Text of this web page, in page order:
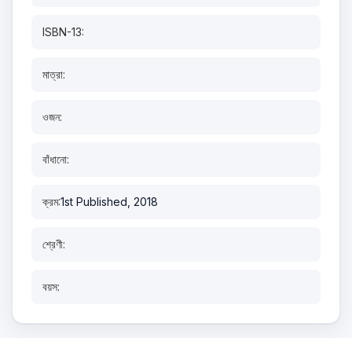
ISBN-13:
মাত্রা:
ওজন:
বাঁধানো:
ক্রম:1st Published, 2018
শ্রেণী:
বয়স: